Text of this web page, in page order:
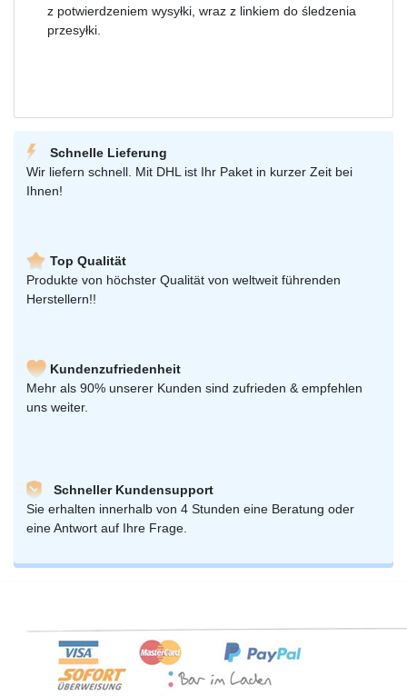
z potwierdzeniem wysyłki, wraz z linkiem do śledzenia
przesyłki.
Schnelle Lieferung
Wir liefern schnell. Mit DHL ist Ihr Paket in kurzer Zeit bei
Ihnen!
Top Qualität
Produkte von höchster Qualität von weltweit führenden
Herstellern!!
Kundenzufriedenheit
Mehr als 90% unserer Kunden sind zufrieden & empfehlen
uns weiter.
Schneller Kundensupport
Sie erhalten innerhalb von 4 Stunden eine Beratung oder
eine Antwort auf Ihre Frage.